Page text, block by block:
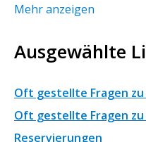
Mehr anzeigen
Ausgewählte
Oft gestellte Fragen
Oft gestellte Fragen
Reservierungen